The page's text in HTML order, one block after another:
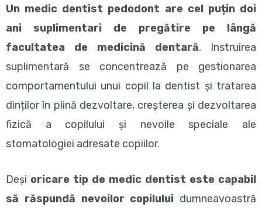
Un medic dentist pedodont are cel puțin doi
ani suplimentari de pregătire pe lângă
facultatea de medicină dentară. Instruirea
suplimentară se concentrează pe gestionarea
comportamentului unui copil la dentist și tratarea
dinților în plină dezvoltare, creșterea și dezvoltarea
fizică a copilului și nevoile speciale ale
stomatologiei adresate copiilor.
Deși oricare tip de medic dentist este capabil
să răspundă nevoilor copilului dumneavoastră